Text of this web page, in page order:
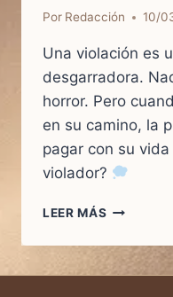
Por Redacción 10/
Una violación es
desgarradora.
horror. Pero
en su camino, la
pagar con su
violador?
LEER MÁS ¿JUSTICIA
LA